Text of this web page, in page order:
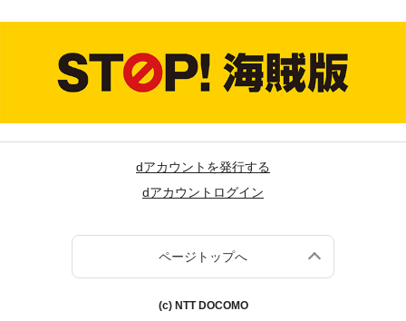
dアカウントを発行する
dアカウントログイン
ページトップへ
(c) NTT DOCOMO